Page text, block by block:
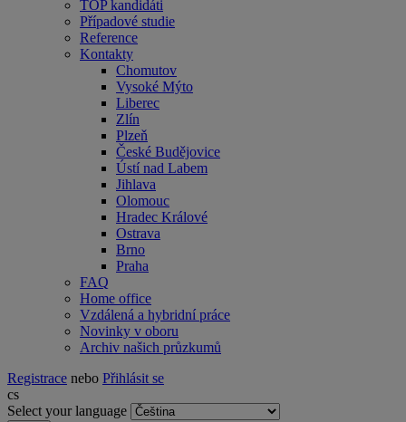
TOP kandidáti
Případové studie
Reference
Kontakty
Chomutov
Vysoké Mýto
Liberec
Zlín
Plzeň
České Budějovice
Ústí nad Labem
Jihlava
Olomouc
Hradec Králové
Ostrava
Brno
Praha
FAQ
Home office
Vzdálená a hybridní práce
Novinky v oboru
Archiv našich průzkumů
Registrace nebo Přihlásit se
cs
Select your language